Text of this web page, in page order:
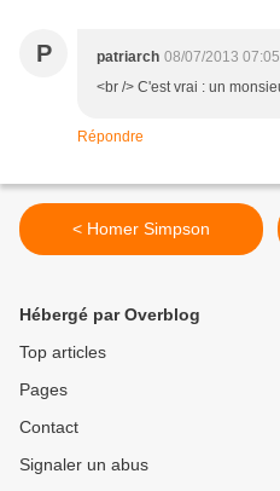
P patriarch 08/07/2013 07:05
<br /> C'est vrai : un
Répondre
< Homer Simpson
Hébergé par Overblog
Top articles
Pages
Contact
Signaler un abus